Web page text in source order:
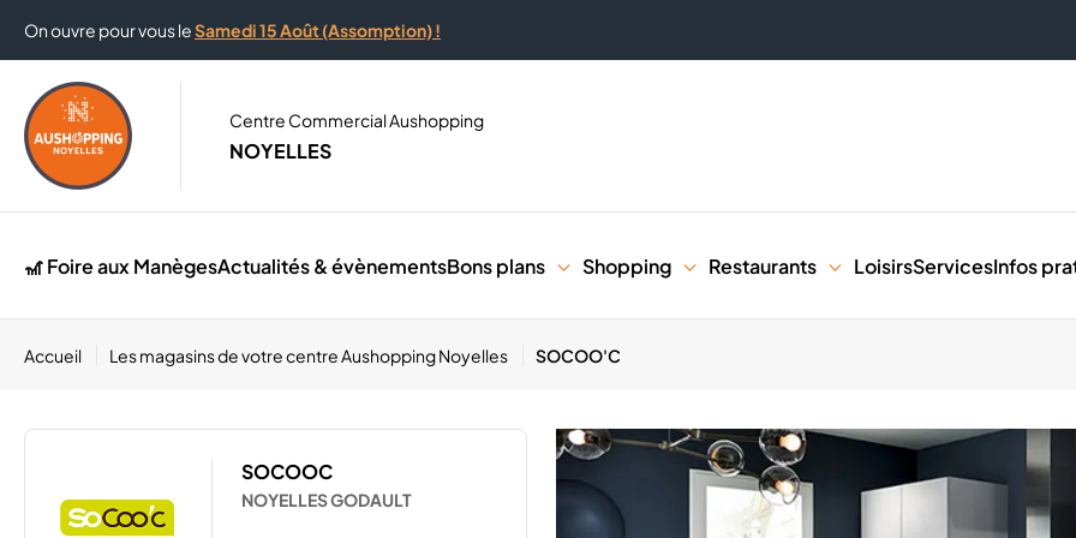
On ouvre pour vous leSamedi 15 Août (Assomption) !
Centre Commercial Aushopping
NOYELLES
🎢 Foire aux ManègesActualités & évènementsBons plans Shopping Restaurants LoisirsServicesInfos
Accueil Les magasins de votre centre Aushopping Noyelles SOCOO'C
SOCOOC
NOYELLES GODAULT